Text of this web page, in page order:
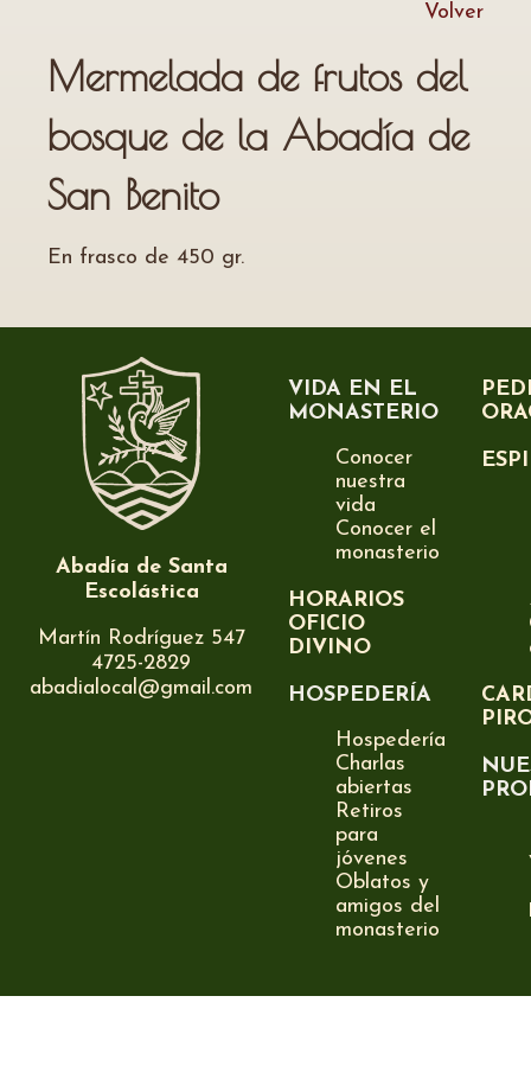
Volver
Mermelada de frutos del
bosque de la Abadía de
San Benito
En frasco de 450 gr.
Abadía de Santa
Escolástica
Martín Rodríguez 547
4725-2829
abadialocal@gmail.com
VIDA EN EL
MONASTERIO
Conocer
nuestra
vida
Conocer el
monasterio
HORARIOS
OFICIO
DIVINO
HOSPEDERÍA
Hospedería
Charlas
abiertas
Retiros
para
jóvenes
Oblatos y
amigos del
monasterio